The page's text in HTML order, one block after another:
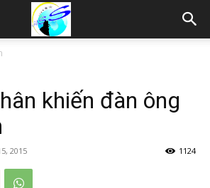
khiến đàn ông
2015 1124